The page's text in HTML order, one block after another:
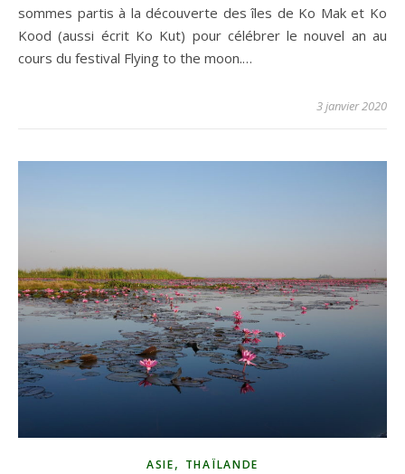
sommes partis à la découverte des îles de Ko Mak et Ko
Kood (aussi écrit Ko Kut) pour célébrer le nouvel an au
cours du festival Flying to the moon.…
3 janvier 2020
ASIE, THAÏLANDE